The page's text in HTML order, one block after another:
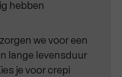
hebben
we voor een
lange levensduur
je voor crepi